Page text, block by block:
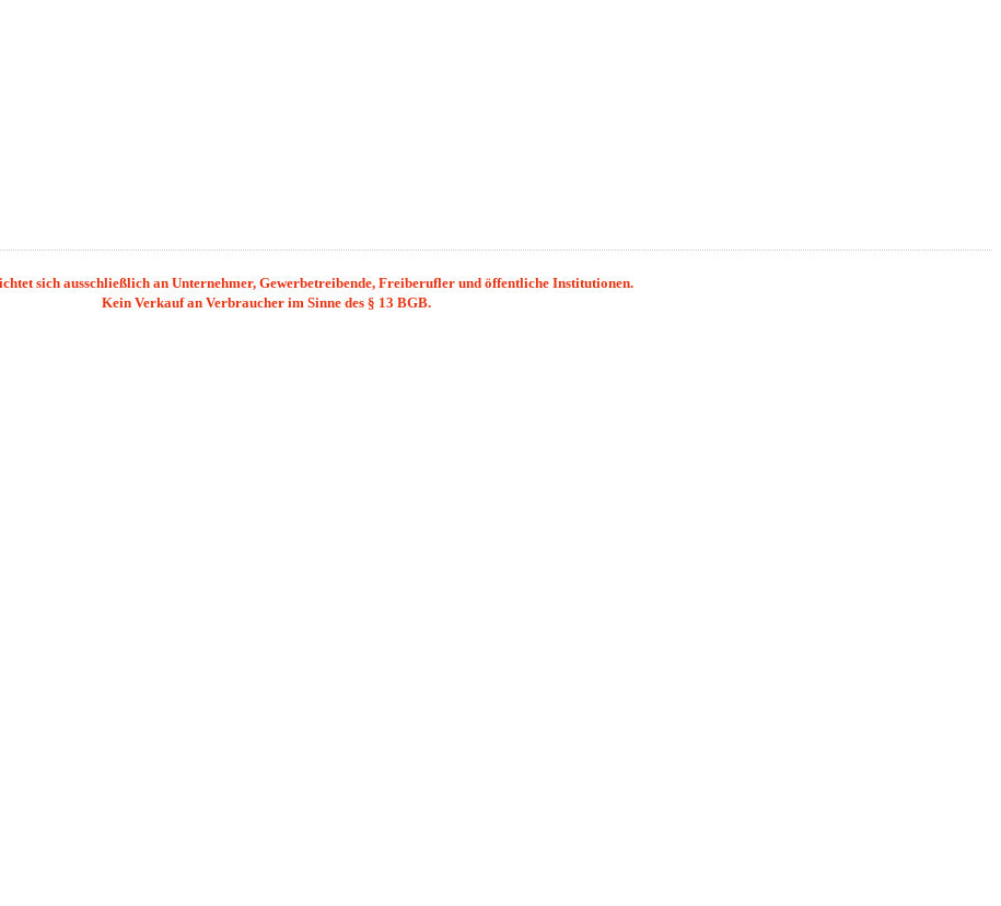
sich ausschließlich an Unternehmer, Gewerbetreibende, Freiberufler und öffentliche Institutionen.
Kein Verkauf an Verbraucher im Sinne des § 13 BGB.